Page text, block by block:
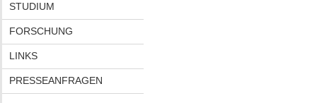
STUDIUM
FORSCHUNG
LINKS
PRESSEANFRAGEN